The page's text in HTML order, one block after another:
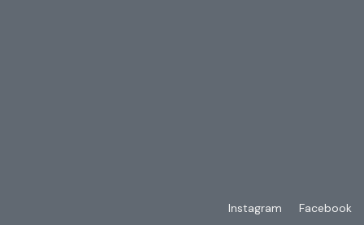
Instagram Facebook